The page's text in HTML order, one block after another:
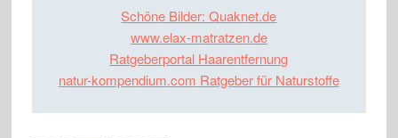
Schöne Bilder: Quaknet.de
www.elax-matratzen.de
Ratgeberportal Haarentfernung
natur-kompendium.com Ratgeber für Naturstoffe